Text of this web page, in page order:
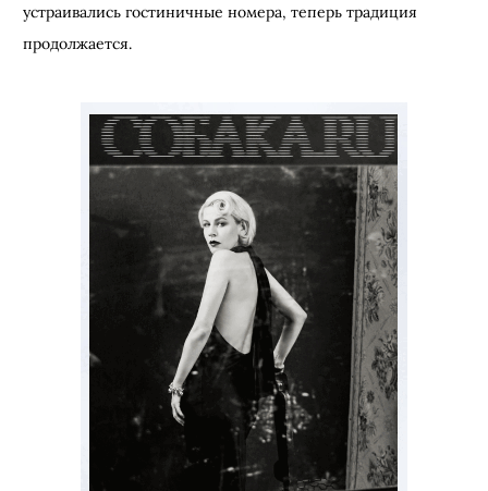
устраивались гостиничные номера, теперь традиция
продолжается.